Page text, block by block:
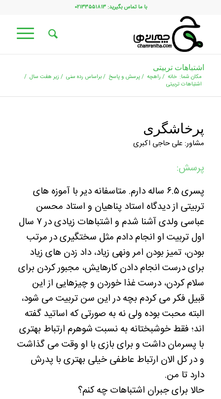
با ما تماس بگیرید: ۰۲۱۳۳۵۵۱۸۱۳
اشتباهات تربیتی
مکان شما: خانه / راهچه /پرسش و پاسخ /براساس رده سنی / زیر هفت سال /
اشتباهات تربیتی
پرخاشگری
مشاور: علی حاجی اکبری
پرسش:
پسری ۶.۵ ساله دارم. متاسفانه دیر با آموزه های
تربیتی از دیدگاه استاد پناهیان و استاد محسن
عباسی ولدی آشنا شدم و اشتباهات زیادی در ۷ سال
اول تربیت او انجام دادم مثل سختگیری در مرتب
بودن، تمیز بودن امر ونهی زیاد، داد زدن های زیاد
برای درست انجام دادن کارهایش، مجبور کردن برای
سلام کردن، درست غذا خوردن و چیزهایی از این
قبیل فکر می کردم بچه در این سن تربیت می شود،
البته محبت بوده ولی نه به صورتی که اساتید گفته
اند؛ فقط خوشبختانه به نسبت شوهرم ارتباط بهتری
با پسرمان داشت و برای بازی با او وقت می گذاشت
و در کل الان ارتباط عاطفی خیلی بهتری با پدرش
دارد تا من.
حالا برای جبران اشتباهات چه کنم؟